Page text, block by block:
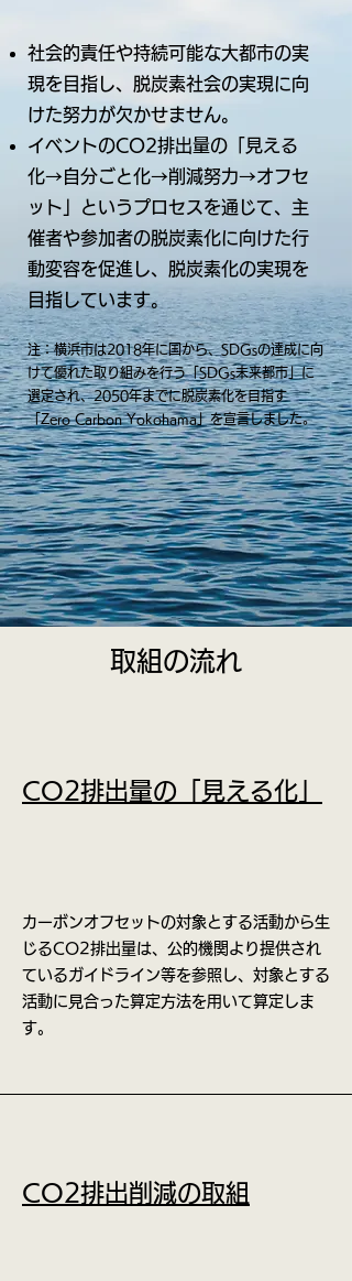
社会的責任や持続可能な大都市の実
現を目指し、脱炭素社会の実現に向
けた努力が欠かせません。
イベントのCO2排出量の「見える
化→自分ごと化→削減努力→オフセ
ット」というプロセスを通じて、主
催者や参加者の脱炭素化に向けた行
動変容を促進し、脱炭素化の実現を
目指しています。
注：横浜市は2018年に国から、SDGsの達成に向
けて優れた取り組みを行う「SDGs未来都市」に
選定され、2050年までに脱炭素化を目指す
「Zero Carbon Yokohama」を宣言しました。
取組の流れ
CO2排出量の「見える化」
カーボンオフセットの対象とする活動から生
じるCO2排出量は、公的機関より提供され
ているガイドライン等を参照し、対象とする
活動に見合った算定方法を用いて算定しま
す。
CO2排出削減の取組